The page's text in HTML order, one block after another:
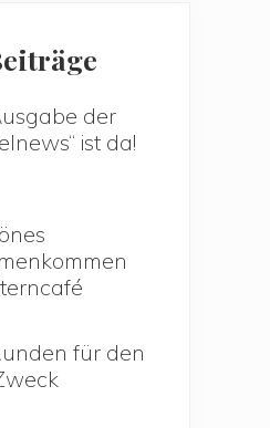
der
ist da!
für den